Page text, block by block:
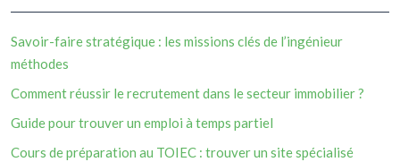
Savoir-faire stratégique : les missions clés de l’ingénieur
méthodes
Comment réussir le recrutement dans le secteur immobilier ?
Guide pour trouver un emploi à temps partiel
Cours de préparation au TOIEC : trouver un site spécialisé